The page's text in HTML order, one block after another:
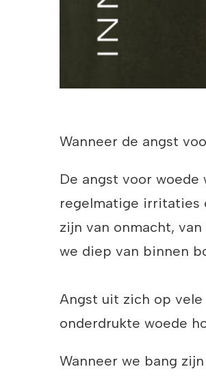
Wanneer de angst
De angst voor
regelmatige irritaties
zijn van onmacht,
we diep van binnen
Angst uit zich op vele
onderdrukte woede
Wanneer we bang